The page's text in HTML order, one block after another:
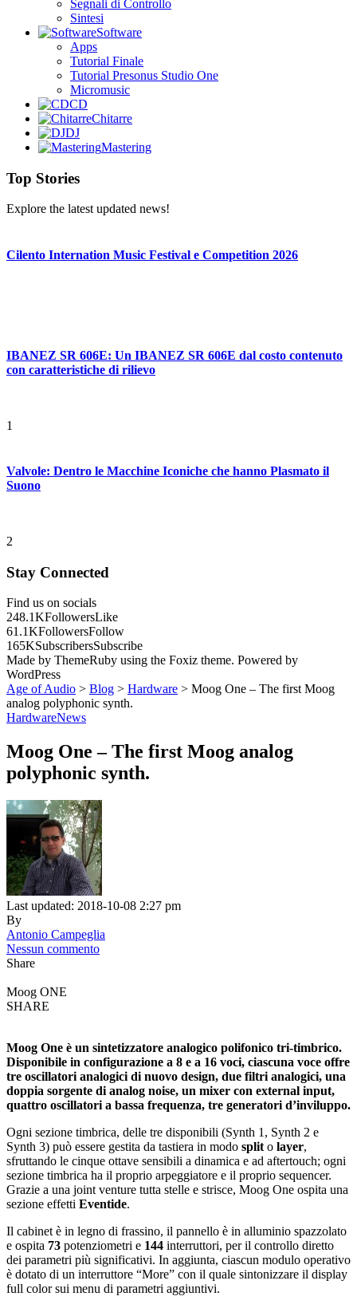
Segnali di Controllo
Sintesi
Software
Apps
Tutorial Finale
Tutorial Presonus Studio One
Micromusic
CD
Chitarre
DJ
Mastering
Top Stories
Explore the latest updated news!
Cilento Internation Music Festival e Competition 2026
IBANEZ SR 606E: Un IBANEZ SR 606E dal costo contenuto
con caratteristiche di rilievo
1
Valvole: Dentro le Macchine Iconiche che hanno Plasmato il
Suono
2
Stay Connected
Find us on socials
248.1KFollowersLike
61.1KFollowersFollow
165KSubscribersSubscribe
Made by ThemeRuby using the Foxiz theme. Powered by
WordPress
Age of Audio > Blog > Hardware > Moog One – The first Moog
analog polyphonic synth.
HardwareNews
Moog One – The first Moog analog
polyphonic synth.
Last updated: 2018-10-08 2:27 pm
By
Antonio Campeglia
Nessun commento
Share
Moog ONE
SHARE
Moog One è un sintetizzatore analogico polifonico tri-timbrico.
Disponibile in configurazione a 8 e a 16 voci, ciascuna voce offre
tre oscillatori analogici di nuovo design, due filtri analogici, una
doppia sorgente di analog noise, un mixer con external input,
quattro oscillatori a bassa frequenza, tre generatori d’inviluppo.
Ogni sezione timbrica, delle tre disponibili (Synth 1, Synth 2 e
Synth 3) può essere gestita da tastiera in modo split o layer,
sfruttando le cinque ottave sensibili a dinamica e ad aftertouch; ogni
sezione timbrica ha il proprio arpeggiatore e il proprio sequencer.
Grazie a una joint venture tutta stelle e strisce, Moog One ospita una
sezione effetti Eventide.
Il cabinet è in legno di frassino, il pannello è in alluminio spazzolato
e ospita 73 potenziometri e 144 interruttori, per il controllo diretto
dei parametri più significativi. In aggiunta, ciascun modulo operativo
è dotato di un interruttore “More” con il quale sintonizzare il display
full color sui menu di parametri aggiuntivi.